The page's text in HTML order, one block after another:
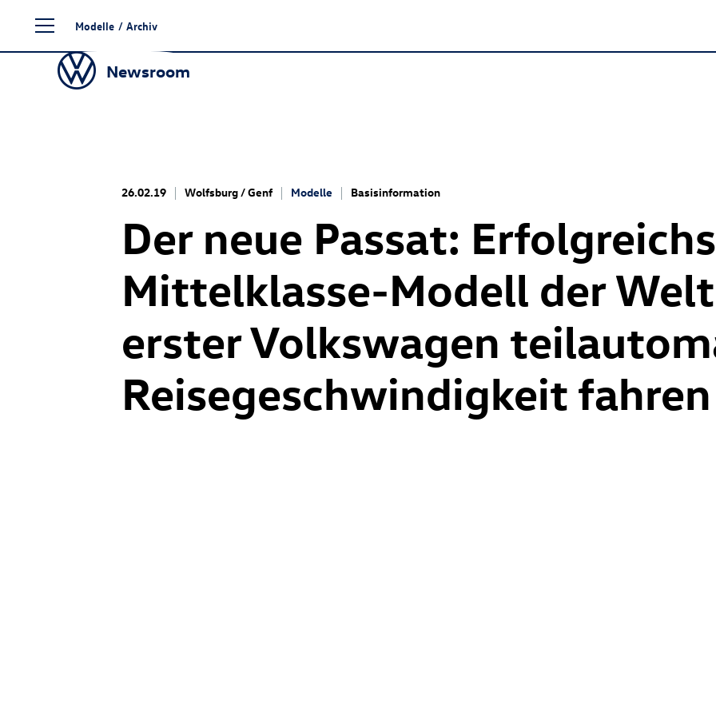
Seiteninhalt
springen
Modelle / Archiv
Newsroom
26.02.19 Wolfsburg / Genf Modelle Basisinformation
Der neue Passat:
Mittelklasse-Modell der
erster Volkswagen
Reisegeschwindigkeit fahren